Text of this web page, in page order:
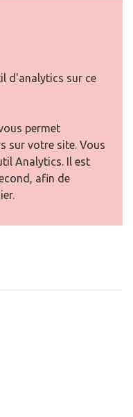
d'analytics sur ce
permet
sur votre site. Vous
Analytics. Il est
afin de